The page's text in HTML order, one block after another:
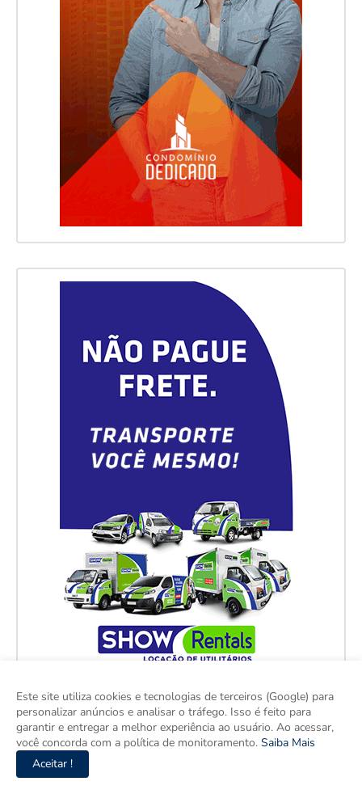
Este site utiliza cookies e tecnologias de terceiros (Google) para
personalizar anúncios e analisar o tráfego. Isso é feito para
garantir e entregar a melhor experiência ao usuário. Ao acessar,
você concorda com a política de monitoramento. Saiba Mais
Aceitar !